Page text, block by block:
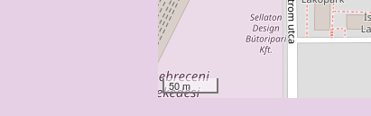
50 m